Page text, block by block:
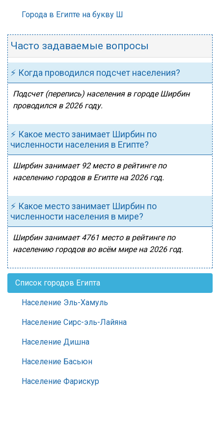
Города в Египте на букву Ш
Часто задаваемые вопросы
⚡ Когда проводился подсчет населения?
Подсчет (перепись) населения в городе Ширбин
проводился в 2026 году.
⚡ Какое место занимает Ширбин по
численности населения в Египте?
Ширбин занимает 92 место в рейтинге по
населению городов в Египте на 2026 год.
⚡ Какое место занимает Ширбин по
численности населения в мире?
Ширбин занимает 4761 место в рейтинге по
населению городов во всём мире на 2026 год.
Список городов Египта
Население Эль-Хамуль
Население Сирс-эль-Лайяна
Население Дишна
Население Басьюн
Население Фарискур